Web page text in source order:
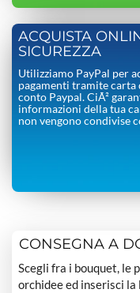
ACQUISTA
SICUREZZA
Utilizziamo PayPal per
pagamenti tramite
conto Paypal. CiÃ²
informazioni della tua
non vengono condivise
CONSEGNA A
Scegli fra i bouquet, le
orchidee ed inserisci la